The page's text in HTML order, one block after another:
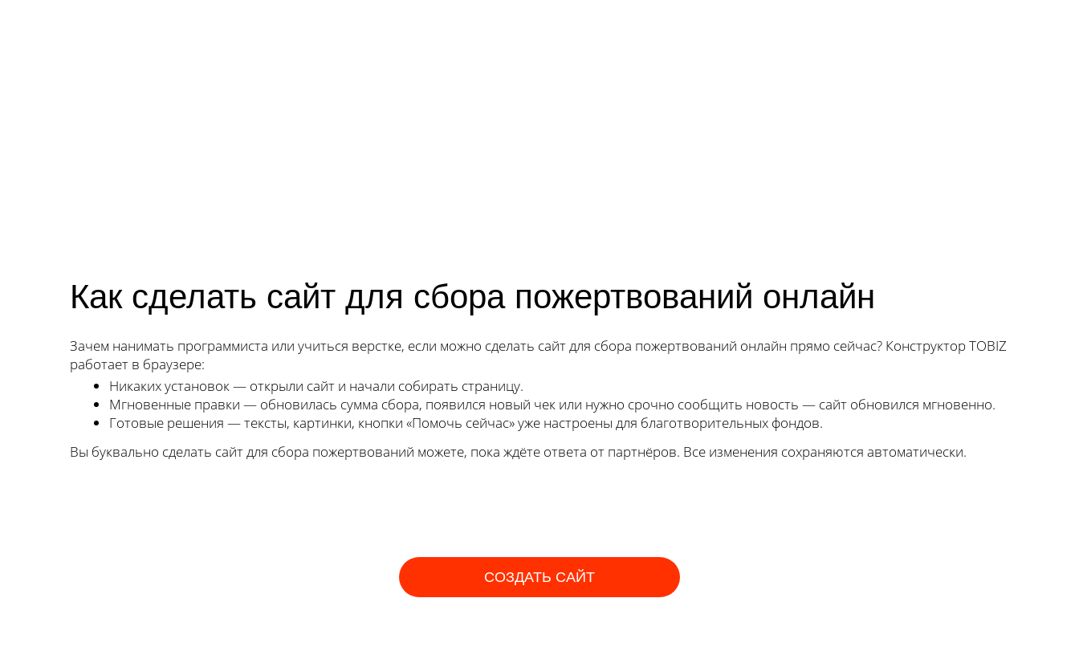
Как сделать сайт для сбора пожертвований онлайн
Зачем нанимать программиста или учиться верстке, если можно сделать сайт для сбора пожертвований онлайн прямо сейчас? Конструктор TOBIZ
работает в браузере:
Никаких установок — открыли сайт и начали собирать страницу.
Мгновенные правки — обновилась сумма сбора, появился новый чек или нужно срочно сообщить новость — сайт обновился мгновенно.
Готовые решения — тексты, картинки, кнопки «Помочь сейчас» уже настроены для благотворительных фондов.
Вы буквально сделать сайт для сбора пожертвований можете, пока ждёте ответа от партнёров. Все изменения сохраняются автоматически.
СОЗДАТЬ САЙТ